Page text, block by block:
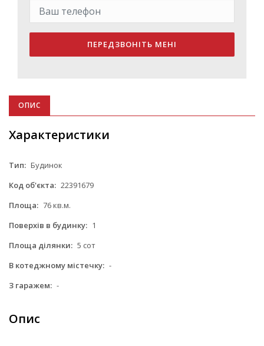
ПЕРЕДЗВОНІТЬ МЕНІ
ОПИС
Характеристики
Тип: Будинок
Код об'єкта: 22391679
Площа: 76 кв.м.
Поверхів в будинку: 1
Площа ділянки: 5 сот
В котеджному містечку: -
З гаражем: -
Опис